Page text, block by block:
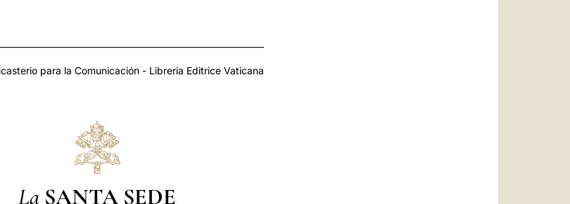
para la Comunicación - Libreria Editrice Vaticana
La SANTA SEDE